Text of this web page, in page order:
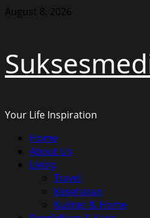
Skip
August 8, 2026
Your Life Inspiration
Primary
Menu
Home
About Us
Living
Travel
Kesehatan
Kuliner & Home